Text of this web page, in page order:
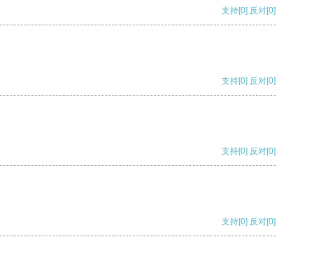
支持[0] 反对[0]
支持[0] 反对[0]
支持[0] 反对[0]
支持[0] 反对[0]